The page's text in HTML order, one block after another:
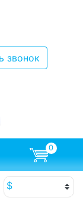
звонок
0